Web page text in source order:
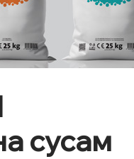
сусам